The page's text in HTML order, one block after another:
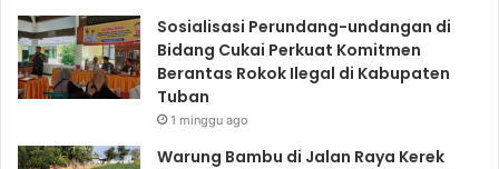
Sosialisasi Perundang-undangan di
Bidang Cukai Perkuat Komitmen
Berantas Rokok Ilegal di Kabupaten
Tuban
1 minggu ago
Warung Bambu di Jalan Raya Kerek